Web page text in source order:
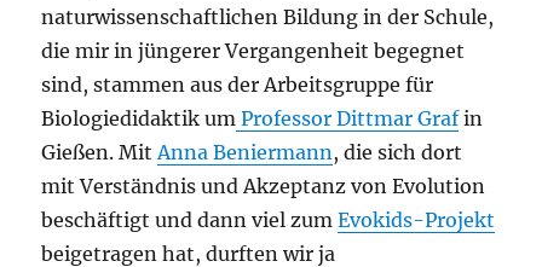
naturwissenschaftlichen Bildung in der Schule,
die mir in jüngerer Vergangenheit begegnet
sind, stammen aus der Arbeitsgruppe für
Biologiedidaktik um Professor Dittmar Grafin
Gießen. Mit Anna Beniermann , die sich dort
mit Verständnis und Akzeptanz von Evolution
beschäftigt und dann viel zumEvokids-Projekt
beigetragen hat, durften wir ja